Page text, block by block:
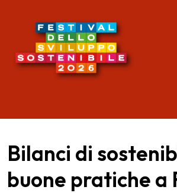
Bilanci di
buone pratiche a